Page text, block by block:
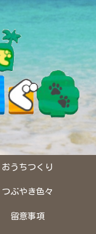
おうちつくり
つぶやき色々
留意事項